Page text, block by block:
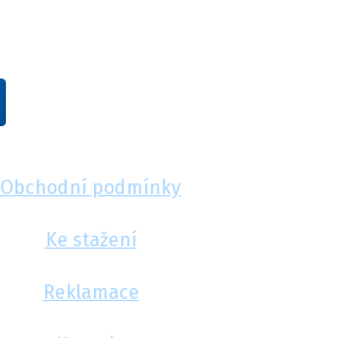
Obchodní podmínky
Ke stažení
Reklamace